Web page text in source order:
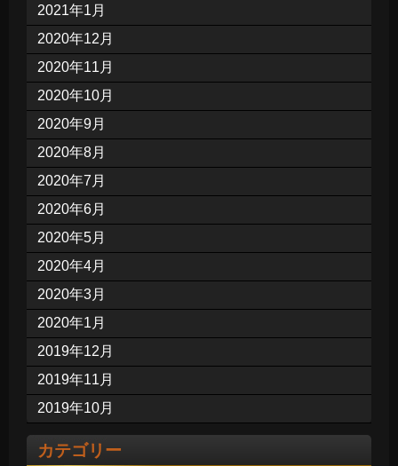
2021年1月
2020年12月
2020年11月
2020年10月
2020年9月
2020年8月
2020年7月
2020年6月
2020年5月
2020年4月
2020年3月
2020年1月
2019年12月
2019年11月
2019年10月
カテゴリー